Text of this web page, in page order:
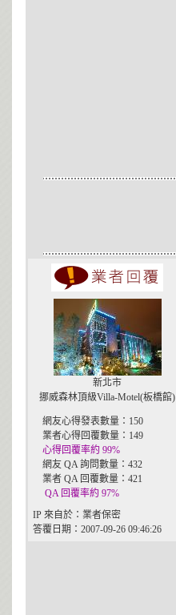
新北市
挪威森林頂級Villa-Motel(板橋館)
網友心得發表數量：150
業者心得回覆數量：149
心得回覆率約 99%
網友 QA 詢問數量：432
業者 QA 回覆數量：421
QA 回覆率約 97%
IP 來自於：業者保密
答覆日期：2007-09-26 09:46:26